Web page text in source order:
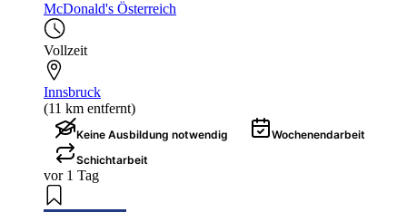
McDonald's Österreich
Vollzeit
Innsbruck
(11 km entfernt)
Keine Ausbildung notwendig
Wochenendarbeit
Schichtarbeit
vor 1 Tag